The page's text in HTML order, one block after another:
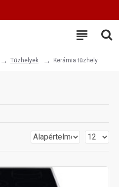
Tűzhelyek Kerámia tűzhely